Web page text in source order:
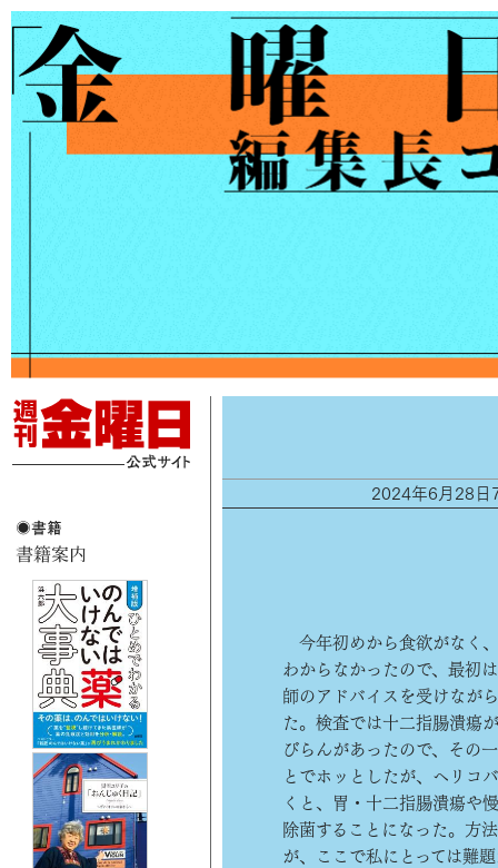
2024年6月28日
今年初めから食欲がなく
わからなかったので、最初
師のアドバイスを受けなが
た。検査では十二指腸潰瘍
びらんがあったので、その
とでホッとしたが、ヘリコ
くと、胃・十二指腸潰瘍や
除菌することになった。方
が、ここで私にとっては難